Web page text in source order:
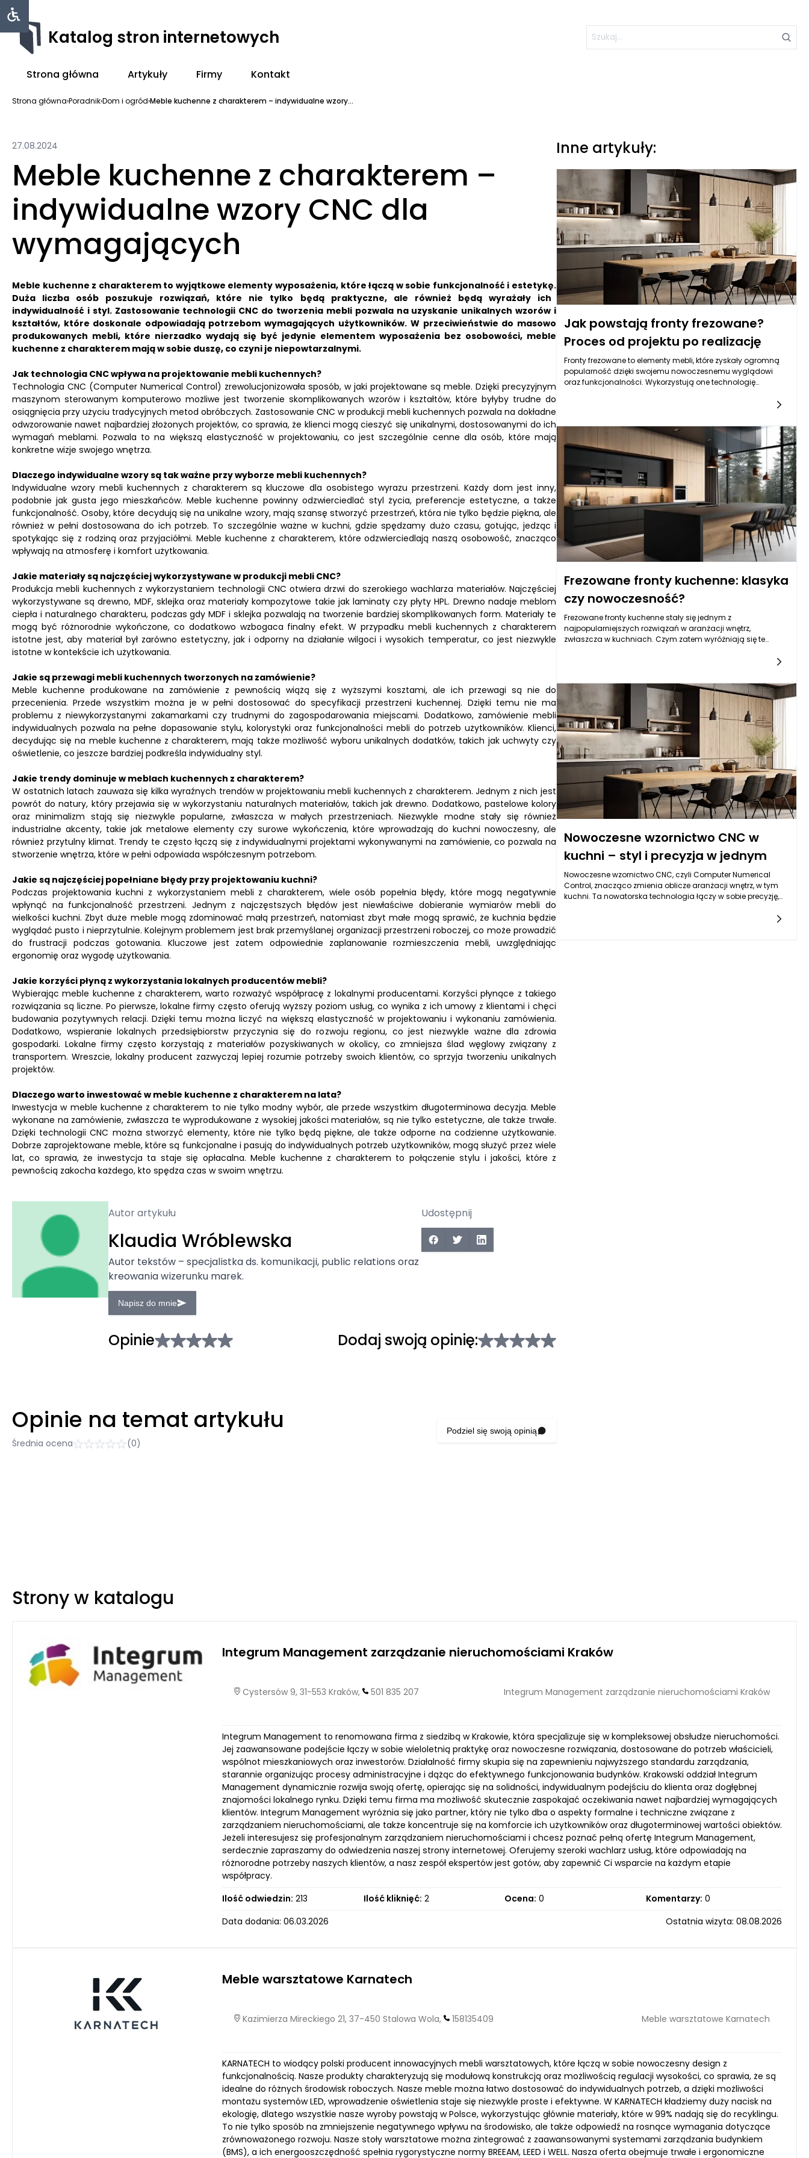
Katalog stron internetowych
Strona główna Artykuły Firmy Kontakt
Strona główna›Poradnik›Dom i ogród›Meble kuchenne z charakterem – indywidualne wzory...
27.08.2024
Meble kuchenne z charakterem –
indywidualne wzory CNC dla
wymagających
Meble kuchenne z charakterem to wyjątkowe elementy wyposażenia, które łączą w sobie funkcjonalność i estetykę.
Duża liczba osób poszukuje rozwiązań, które nie tylko będą praktyczne, ale również będą wyrażały ich
indywidualność i styl.Zastosowanie technologii CNC do tworzenia mebli pozwala na uzyskanie unikalnych wzorów i
kształtów, które doskonale odpowiadają potrzebom wymagających użytkowników. W przeciwieństwie do masowo
produkowanych mebli, które nierzadko wydają się być jedynie elementem wyposażenia bez osobowości, meble
kuchenne z charakterem mają w sobie duszę, co czyni je niepowtarzalnymi.
Jak technologia CNC wpływa na projektowanie mebli kuchennych?
Technologia CNC (Computer Numerical Control) zrewolucjonizowała sposób, w jaki projektowane są meble. Dzięki precyzyjnym
maszynom sterowanym komputerowo możliwe jest tworzenie skomplikowanych wzorów i kształtów, które byłyby trudne do
osiągnięcia przy użyciu tradycyjnych metod obróbczych. Zastosowanie CNC w produkcji mebli kuchennych pozwala na dokładne
odwzorowanie nawet najbardziej złożonych projektów, co sprawia, że klienci mogą cieszyć się unikalnymi, dostosowanymi do ich
wymagań meblami. Pozwala to na większą elastyczność w projektowaniu, co jest szczególnie cenne dla osób, które mają
konkretne wizje swojego wnętrza.
Dlaczego indywidualne wzory są tak ważne przy wyborze mebli kuchennych?
Indywidualne wzory mebli kuchennych z charakterem są kluczowe dla osobistego wyrazu przestrzeni. Każdy dom jest inny,
podobnie jak gusta jego mieszkańców. Meble kuchenne powinny odzwierciedlać styl życia, preferencje estetyczne, a także
funkcjonalność. Osoby, które decydują się na unikalne wzory, mają szansę stworzyć przestrzeń, która nie tylko będzie piękna, ale
również w pełni dostosowana do ich potrzeb. To szczególnie ważne w kuchni, gdzie spędzamy dużo czasu, gotując, jedząc i
spotykając się z rodziną oraz przyjaciółmi. Meble kuchenne z charakterem, które odzwierciedlają naszą osobowość, znacząco
wpływają na atmosferę i komfort użytkowania.
Jakie materiały są najczęściej wykorzystywane w produkcji mebli CNC?
Produkcja mebli kuchennych z wykorzystaniem technologii CNC otwiera drzwi do szerokiego wachlarza materiałów. Najczęściej
wykorzystywane są drewno, MDF, sklejka oraz materiały kompozytowe takie jak laminaty czy płyty HPL. Drewno nadaje meblom
ciepła i naturalnego charakteru, podczas gdy MDF i sklejka pozwalają na tworzenie bardziej skomplikowanych form. Materiały te
mogą być różnorodnie wykończone, co dodatkowo wzbogaca finalny efekt. W przypadku mebli kuchennych z charakterem
istotne jest, aby materiał był zarówno estetyczny, jak i odporny na działanie wilgoci i wysokich temperatur, co jest niezwykle
istotne w kontekście ich użytkowania.
Jakie są przewagi mebli kuchennych tworzonych na zamówienie?
Meble kuchenne produkowane na zamówienie z pewnością wiążą się z wyższymi kosztami, ale ich przewagi są nie do
przecenienia. Przede wszystkim można je w pełni dostosować do specyfikacji przestrzeni kuchennej. Dzięki temu nie ma
problemu z niewykorzystanymi zakamarkami czy trudnymi do zagospodarowania miejscami. Dodatkowo, zamówienie mebli
indywidualnych pozwala na pełne dopasowanie stylu, kolorystyki oraz funkcjonalności mebli do potrzeb użytkowników. Klienci,
decydując się na meble kuchenne z charakterem, mają także możliwość wyboru unikalnych dodatków, takich jak uchwyty czy
oświetlenie, co jeszcze bardziej podkreśla indywidualny styl.
Jakie trendy dominuje w meblach kuchennych z charakterem?
W ostatnich latach zauważa się kilka wyraźnych trendów w projektowaniu mebli kuchennych z charakterem. Jednym z nich jest
powrót do natury, który przejawia się w wykorzystaniu naturalnych materiałów, takich jak drewno. Dodatkowo, pastelowe kolory
oraz minimalizm stają się niezwykle popularne, zwłaszcza w małych przestrzeniach. Niezwykle modne stały się również
industrialne akcenty, takie jak metalowe elementy czy surowe wykończenia, które wprowadzają do kuchni nowoczesny, ale
również przytulny klimat. Trendy te często łączą się z indywidualnymi projektami wykonywanymi na zamówienie, co pozwala na
stworzenie wnętrza, które w pełni odpowiada współczesnym potrzebom.
Jakie są najczęściej popełniane błędy przy projektowaniu kuchni?
Podczas projektowania kuchni z wykorzystaniem mebli z charakterem, wiele osób popełnia błędy, które mogą negatywnie
wpłynąć na funkcjonalność przestrzeni. Jednym z najczęstszych błędów jest niewłaściwe dobieranie wymiarów mebli do
wielkości kuchni. Zbyt duże meble mogą zdominować małą przestrzeń, natomiast zbyt małe mogą sprawić, że kuchnia będzie
wyglądać pusto i nieprzytulnie. Kolejnym problemem jest brak przemyślanej organizacji przestrzeni roboczej, co może prowadzić
do frustracji podczas gotowania. Kluczowe jest zatem odpowiednie zaplanowanie rozmieszczenia mebli, uwzględniając
ergonomię oraz wygodę użytkowania.
Jakie korzyści płyną z wykorzystania lokalnych producentów mebli?
Wybierając meble kuchenne z charakterem, warto rozważyć współpracę z lokalnymi producentami. Korzyści płynące z takiego
rozwiązania są liczne. Po pierwsze, lokalne firmy często oferują wyższy poziom usług, co wynika z ich umowy z klientami i chęci
budowania pozytywnych relacji. Dzięki temu można liczyć na większą elastyczność w projektowaniu i wykonaniu zamówienia.
Dodatkowo, wspieranie lokalnych przedsiębiorstw przyczynia się do rozwoju regionu, co jest niezwykle ważne dla zdrowia
gospodarki. Lokalne firmy często korzystają z materiałów pozyskiwanych w okolicy, co zmniejsza ślad węglowy związany z
transportem. Wreszcie, lokalny producent zazwyczaj lepiej rozumie potrzeby swoich klientów, co sprzyja tworzeniu unikalnych
projektów.
Dlaczego warto inwestować w meble kuchenne z charakterem na lata?
Inwestycja w meble kuchenne z charakterem to nie tylko modny wybór, ale przede wszystkim długoterminowa decyzja. Meble
wykonane na zamówienie, zwłaszcza te wyprodukowane z wysokiej jakości materiałów, są nie tylko estetyczne, ale także trwałe.
Dzięki technologii CNC można stworzyć elementy, które nie tylko będą piękne, ale także odporne na codzienne użytkowanie.
Dobrze zaprojektowane meble, które są funkcjonalne i pasują do indywidualnych potrzeb użytkowników, mogą służyć przez wiele
lat, co sprawia, że inwestycja ta staje się opłacalna. Meble kuchenne z charakterem to połączenie stylu i jakości, które z
pewnością zakocha każdego, kto spędza czas w swoim wnętrzu.
Autor artykułu
Klaudia Wróblewska
Autor tekstów – specjalistka ds. komunikacji, public relations oraz
kreowania wizerunku marek.
Napisz do mnie
Udostępnij
Opinie Dodaj swoją opinię:
Opinie na temat artykułu
Średnia ocena (0)
Podziel się swoją opinią
Inne artykuły:
Jak powstają fronty frezowane?
Proces od projektu po realizację
Fronty frezowane to elementy mebli, które zyskały ogromną
popularność dzięki swojemu nowoczesnemu wyglądowi
oraz funkcjonalności. Wykorzystują one technologię
złożony i wymaga połączenia wiedzy technologicznej,
artystycznej oraz pracy zespołowej. Warto przyjrzeć się, jak
dokładnie przebiega ten proces, od pomysłu na fronty
frezowane aż po ich finalną realizację.
Frezowane fronty kuchenne: klasyka
czy nowoczesność?
Frezowane fronty kuchenne stały się jednym z
najpopularniejszych rozwiązań w aranżacji wnętrz,
zwłaszcza w kuchniach. Czym zatem wyróżniają się te
ceniących zarówno styl, jak i funkcjonalność. Frezowanie
polega na wycinaniu wzorów w obszarze frontów
meblowych, co pozwala uzyskać różnorodne efekty wizualne
i dopasować je do różnych stylów
aranżacyjnych. Niezależnie od tego, czy preferujesz klasykę,
czy nowoczesne rozwiązania, frezowane fronty kuchenne
dostosowują się do Twoich potrzeb i wymagających
gustów.
Nowoczesne wzornictwo CNC w
kuchni – styl i precyzja w jednym
Nowoczesne wzornictwo CNC, czyli Computer Numerical
Control, znacząco zmienia oblicze aranżacji wnętrz, w tym
kuchni. Ta nowatorska technologia łączy w sobie precyzję,
Strony w katalogu
Integrum Management zarządzanie nieruchomościami Kraków
Cystersów 9, 31-553 Kraków, 501 835 207 Integrum Management zarządzanie nieruchomościami Kraków
Integrum Management to renomowana firma z siedzibą w Krakowie, która specjalizuje się w kompleksowej obsłudze nieruchomości.
Jej zaawansowane podejście łączy w sobie wieloletnią praktykę oraz nowoczesne rozwiązania, dostosowane do potrzeb właścicieli,
wspólnot mieszkaniowych oraz inwestorów. Działalność firmy skupia się na zapewnieniu najwyższego standardu zarządzania,
starannie organizując procesy administracyjne i dążąc do efektywnego funkcjonowania budynków. Krakowski oddział Integrum
Management dynamicznie rozwija swoją ofertę, opierając się na solidności, indywidualnym podejściu do klienta oraz dogłębnej
znajomości lokalnego rynku. Dzięki temu firma ma możliwość skutecznie zaspokajać oczekiwania nawet najbardziej wymagających
klientów. Integrum Management wyróżnia się jako partner, który nie tylko dba o aspekty formalne i techniczne związane z
zarządzaniem nieruchomościami, ale także koncentruje się na komforcie ich użytkowników oraz długoterminowej wartości obiektów.
Jeżeli interesujesz się profesjonalnym zarządzaniem nieruchomościami i chcesz poznać pełną ofertę Integrum Management,
serdecznie zapraszamy do odwiedzenia naszej strony internetowej. Oferujemy szeroki wachlarz usług, które odpowiadają na
różnorodne potrzeby naszych klientów, a nasz zespół ekspertów jest gotów, aby zapewnić Ci wsparcie na każdym etapie
współpracy.
Ilość odwiedzin: 213 Ilość kliknięć: 2 Ocena: 0 Komentarzy: 0
Data dodania: 06.03.2026
Ostatnia wizyta: 08.08.2026
Meble warsztatowe Karnatech
Kazimierza Mireckiego 21, 37-450 Stalowa Wola, 158135409 Meble warsztatowe Karnatech
KARNATECH to wiodący polski producent innowacyjnych mebli warsztatowych, które łączą w sobie nowoczesny design z
funkcjonalnością. Nasze produkty charakteryzują się modułową konstrukcją oraz możliwością regulacji wysokości, co sprawia, że są
idealne do różnych środowisk roboczych. Nasze meble można łatwo dostosować do indywidualnych potrzeb, a dzięki możliwości
montażu systemów LED, wprowadzenie oświetlenia staje się niezwykle proste i efektywne. W KARNATECH kładziemy duży nacisk na
ekologię, dlatego wszystkie nasze wyroby powstają w Polsce, wykorzystując głównie materiały, które w 99% nadają się do recyklingu.
To nie tylko sposób na zmniejszenie negatywnego wpływu na środowisko, ale także odpowiedź na rosnące wymagania dotyczące
zrównoważonego rozwoju. Nasze stoły warsztatowe można zintegrować z zaawansowanymi systemami zarządzania budynkiem
(BMS), a ich energooszczędność spełnia rygorystyczne normy BREEAM, LEED i WELL. Nasza oferta obejmuje trwałe i ergonomiczne